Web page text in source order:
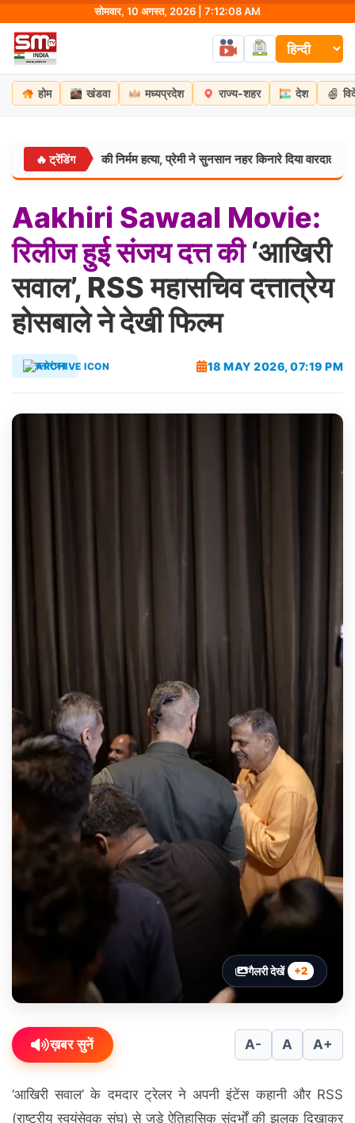
content
सोमवार, 10 अगस्त, 2026 | 7:12:09 AM
होम खंडवा मध्यप्रदेश राज्य-शहर देश
🔥 ट्रेंडिंग
की निर्मम हत्या, प्रेमी ने सुनसान नहर किनारे दिया वारदात को अंजाम; आरोपी
Aakhiri Sawaal Movie:
रिलीजहुईसंजयदत्तकी‘आखिरी
सवाल’, RSS महासचिव दत्तात्रेय
होसबाले ने देखी फिल्म
मनोरंजन 18 MAY 2026, 07:19 PM
गैलरी देखें +2
ख़बर सुनें A- A A+
‘आखिरी सवाल’ के दमदार ट्रेलर ने अपनी इंटेंस कहानी और RSS
(राष्ट्रीय स्वयंसेवक संघ) से जुड़े ऐतिहासिक संदर्भों की झलक दिखाकर